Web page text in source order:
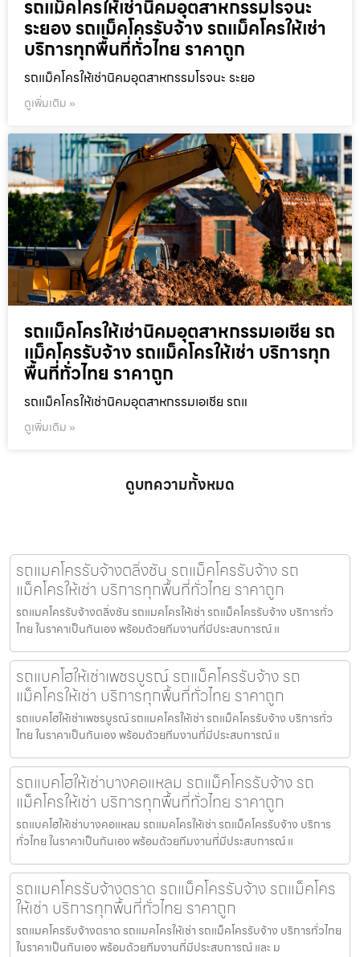
รถแม็คโครให้เช่านิคมอุตสาหกรรมโรจนะ
ระยอง รถแม็คโครรับจ้าง รถแม็คโครให้เช่า
บริการทุกพื้นที่ทั่วไทย ราคาถูก
รถแม็คโครให้เช่านิคมอุตสาหกรรมโรจนะ ระยอ
ดูเพิ่มเติม »
รถแม็คโครให้เช่านิคมอุตสาหกรรมเอเชีย รถ
แม็คโครรับจ้าง รถแม็คโครให้เช่า บริการทุก
พื้นที่ทั่วไทย ราคาถูก
รถแม็คโครให้เช่านิคมอุตสาหกรรมเอเชีย รถแ
ดูเพิ่มเติม »
ดูบทความทั้งหมด
รถแมคโครรับจ้างตลิ่งชัน รถแม็คโครรับจ้าง รถ
แม็คโครให้เช่า บริการทุกพื้นที่ทั่วไทย ราคาถูก
รถแมคโครรับจ้างตลิ่งชัน รถแมคโครให้เช่า รถแม็คโครรับจ้าง บริการทั่ว
ไทย ในราคาเป็นกันเอง พร้อมด้วยทีมงานที่มีประสบการณ์ แ
รถแบคโฮให้เช่าเพชรบูรณ์ รถแม็คโครรับจ้าง รถ
แม็คโครให้เช่า บริการทุกพื้นที่ทั่วไทย ราคาถูก
รถแบคโฮให้เช่าเพชรบูรณ์ รถแมคโครให้เช่า รถแม็คโครรับจ้าง บริการทั่ว
ไทย ในราคาเป็นกันเอง พร้อมด้วยทีมงานที่มีประสบการณ์ แ
รถแบคโฮให้เช่าบางคอแหลม รถแม็คโครรับจ้าง รถ
แม็คโครให้เช่า บริการทุกพื้นที่ทั่วไทย ราคาถูก
รถแบคโฮให้เช่าบางคอแหลม รถแมคโครให้เช่า รถแม็คโครรับจ้าง บริการ
ทั่วไทย ในราคาเป็นกันเอง พร้อมด้วยทีมงานที่มีประสบการณ์ แ
รถแมคโครรับจ้างตราด รถแม็คโครรับจ้าง รถแม็คโคร
ให้เช่า บริการทุกพื้นที่ทั่วไทย ราคาถูก
รถแมคโครรับจ้างตราด รถแมคโครให้เช่า รถแม็คโครรับจ้าง บริการทั่วไทย
ในราคาเป็นกันเอง พร้อมด้วยทีมงานที่มีประสบการณ์ และ ม